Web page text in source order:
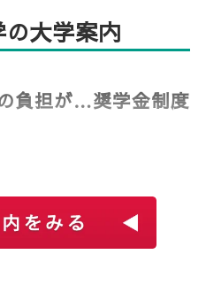
大学案内
負担が…奨学金制度
合政策学部は「文系
的」です1990年、湘南藤
開設された総合政策学部
部、環境情報学部は「文
えますが、学生はいずれ